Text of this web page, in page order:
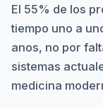
El 55% de los
tiempo uno a
anos, no por
sistemas
medicina